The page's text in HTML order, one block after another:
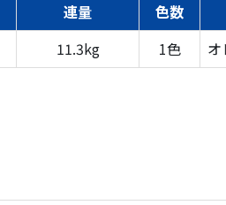
連量 色数
11.3kg 1色 オ